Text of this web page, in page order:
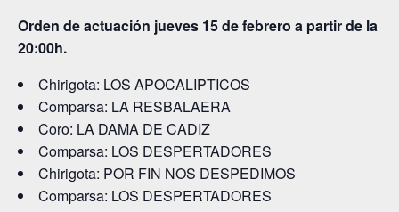
Orden de actuación jueves 15 de febrero a partir de la
20:00h.
Chirigota: LOS APOCALIPTICOS
Comparsa: LA RESBALAERA
Coro: LA DAMA DE CADIZ
Comparsa: LOS DESPERTADORES
Chirigota: POR FIN NOS DESPEDIMOS
Comparsa: LOS DESPERTADORES